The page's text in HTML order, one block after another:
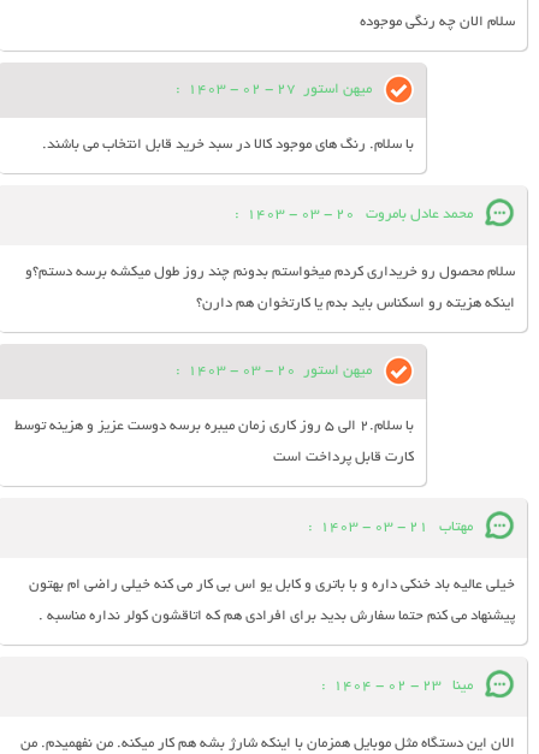
سلام الان چه رنگی موجوده
میهن استور 27 - 02 - 1403
:
با سلام. رنگ های موجود کالا در سبد خرید قابل انتخاب می باشند.
محمد عادل بامروت 20 - 03 - 1403
:
سلام محصول رو خریداری کردم میخواستم بدونم چند روز طول میکشه برسه دستم؟و
اینکه هزیته رو اسکناس باید بدم یا کارتخوان هم دارن؟
میهن استور 20 - 03 - 1403
:
با سلام.2 الی 5 روز کاری زمان میبره برسه دوست عزیز و هزینه توسط
کارت قابل پرداخت است
مهتاب 21 - 03 - 1403
:
خیلی عالیه باد خنکی داره و با باتری و کابل یو اس بی کار می کنه خیلی راضی ام بهتون
پیشنهاد می کنم حتما سفارش بدید برای افرادی هم که اتاقشون کولر نداره مناسبه .
مینا 23 - 02 - 1404
:
الان این دستگاه مثل موبایل همزمان با اینکه شارژ بشه هم کار میکنه. من نفهمیدم. من